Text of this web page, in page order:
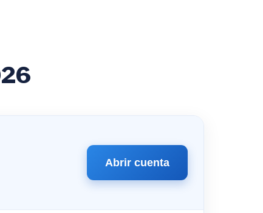
Abrir cuenta